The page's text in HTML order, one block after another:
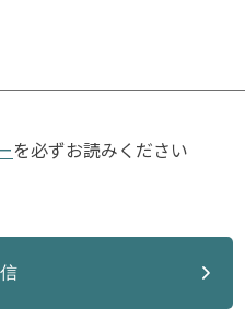
を必ずお読みください